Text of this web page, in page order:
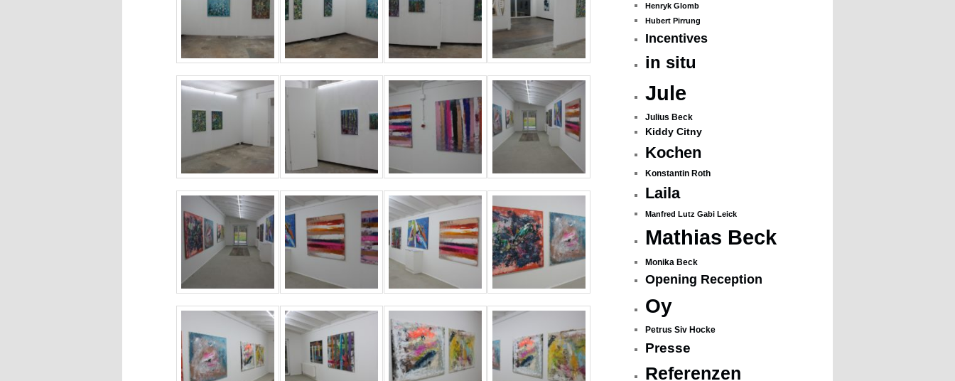
Henryk Glomb
Hubert Pirrung
Incentives
in situ
Jule
Julius Beck
Kiddy Citny
Kochen
Konstantin Roth
Laila
Manfred Lutz Gabi Leick
Mathias Beck
Monika Beck
Opening Reception
Oy
Petrus Siv Hocke
Presse
Referenzen